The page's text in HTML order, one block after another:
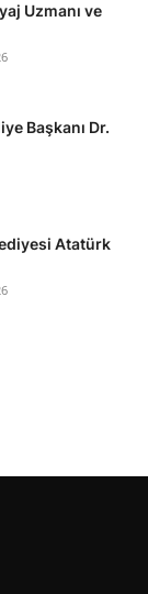
Uzmanı ve
Başkanı Dr.
Atatürk